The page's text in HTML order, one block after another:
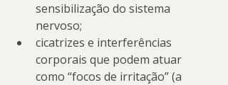
sensibilização do sistema
nervoso;
cicatrizes e interferências
corporais que podem atuar
como “focos de irritação” (a